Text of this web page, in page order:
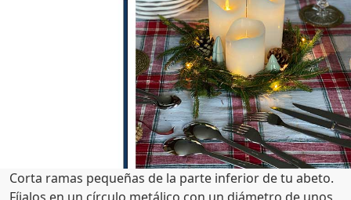
Corta ramas pequeñas de la parte inferior de tu abeto.